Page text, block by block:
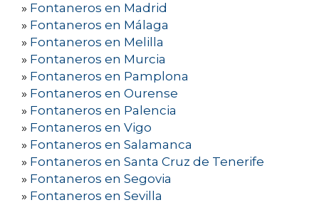
» Fontaneros en Madrid
» Fontaneros en Málaga
» Fontaneros en Melilla
» Fontaneros en Murcia
» Fontaneros en Pamplona
» Fontaneros en Ourense
» Fontaneros en Palencia
» Fontaneros en Vigo
» Fontaneros en Salamanca
» Fontaneros en Santa Cruz de Tenerife
» Fontaneros en Segovia
» Fontaneros en Sevilla